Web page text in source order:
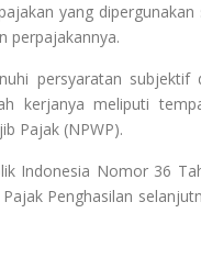
yang
perpajakannya.
persyaratan
kerjanya meliputi
Pajak (NPWP).
Indonesia Nomor 36
Penghasilan